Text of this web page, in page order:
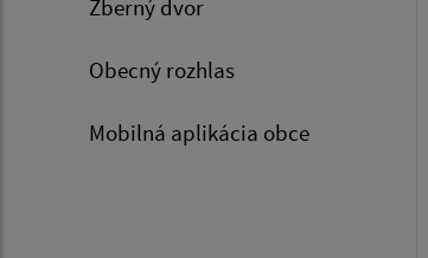
Zberný dvor
Obecný rozhlas
Mobilná aplikácia obce